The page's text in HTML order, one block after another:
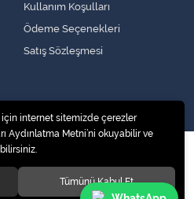
Kullanım Koşulları
Ödeme Seçenekleri
Satış Sözleşmesi
Yedek Parça San. Ve Tic. Ltd. Şti.
internet sitemizde çerezler
Aydınlatma Metni’ni okuyabilir ve
Tümünü Kabul Et